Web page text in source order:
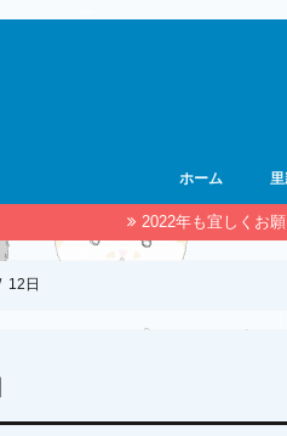
ホーム
2022年も宜しくお
12日